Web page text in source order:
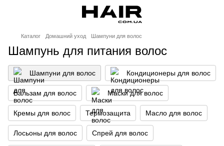
Каталог Домашний уход Шампуни для волос
Шампунь для питания волос
Шампуни для волос Кондиционеры для волос
Бальзам для волос Маски для волос
Кремы для волос Термозащита Масло для волос
Лосьоны для волос Спрей для волос